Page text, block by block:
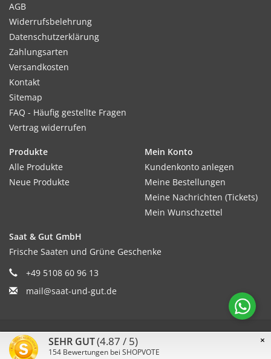
AGB
Widerrufsbelehrung
Datenschutzerklärung
Zahlungsarten
Versandkosten
Kontakt
Sitemap
FAQ - Häufig gestellte Fragen
Vertrag widerrufen
Produkte
Alle Produkte
Neue Produkte
Mein Konto
Kundenkonto anlegen
Meine Bestellungen
Meine Nachrichten (Tickets)
Mein Wunschzettel
Saat & Gut GmbH
Frische Saaten und Grüne Geschenke
+49 5108 60 96 13
mail@saat-und-gut.de
© Copyright 2026 Saat & Gut - Powered by ×
SEHR GUT(4.87 / 5)
154 Bewertungen bei SHOPVOTE